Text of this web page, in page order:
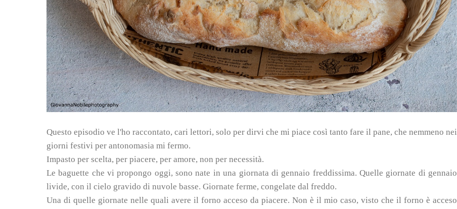
Questo episodio ve l'ho raccontato, cari lettori, solo per dirvi che mi piace così tanto fare il pane, che nemmeno nei
giorni festivi per antonomasia mi fermo.
Impasto per scelta, per piacere, per amore, non per necessità.
Le baguette che vi propongo oggi, sono nate in una giornata di gennaio freddissima. Quelle giornate di gennaio
livide, con il cielo gravido di nuvole basse. Giornate ferme, congelate dal freddo.
Una di quelle giornate nelle quali avere il forno acceso da piacere. Non è il mio caso, visto che il forno è acceso